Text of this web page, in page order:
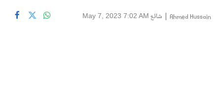
Ahmed Hussain
| شائع May 7, 2023 7:02 AM